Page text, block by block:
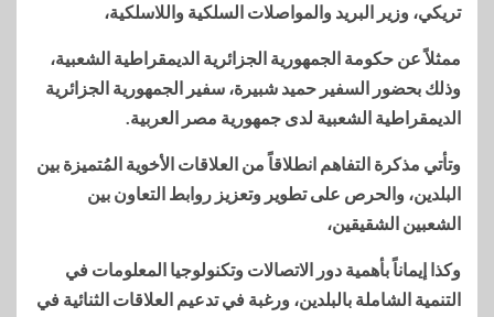
تريكي، وزير البريد والمواصلات السلكية واللاسلكية،
ممثلاً عن حكومة الجمهورية الجزائرية الديمقراطية الشعبية،
وذلك بحضور السفير حميد شبيرة، سفير الجمهورية الجزائرية
الديمقراطية الشعبية لدى جمهورية مصر العربية.
وتأتي مذكرة التفاهم انطلاقاً من العلاقات الأخوية المُتميزة بين
البلدين، والحرص على تطوير وتعزيز روابط التعاون بين
الشعبين الشقيقين،
وكذا إيماناً بأهمية دور الاتصالات وتكنولوجيا المعلومات في
التنمية الشاملة بالبلدين، ورغبة في تدعيم العلاقات الثنائية في